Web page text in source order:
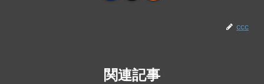
ccc
関連記事